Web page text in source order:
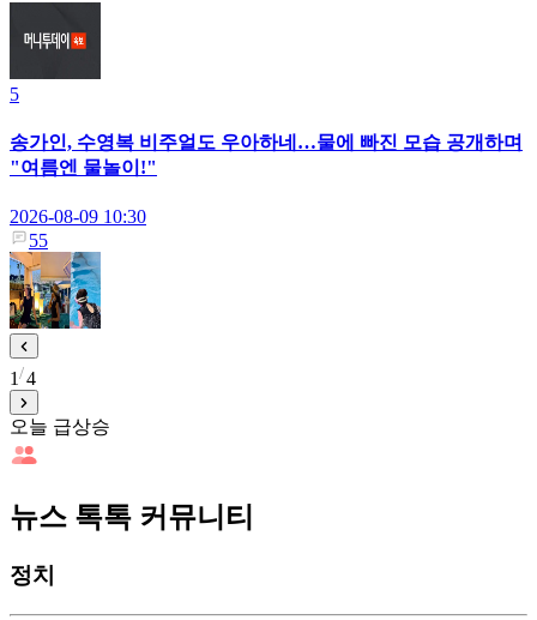
5
송가인, 수영복 비주얼도 우아하네…물에 빠진 모습 공개하며
"여름엔 물놀이!"
2026-08-09 10:30
55
1 4
오늘 급상승
뉴스 톡톡 커뮤니티
정치